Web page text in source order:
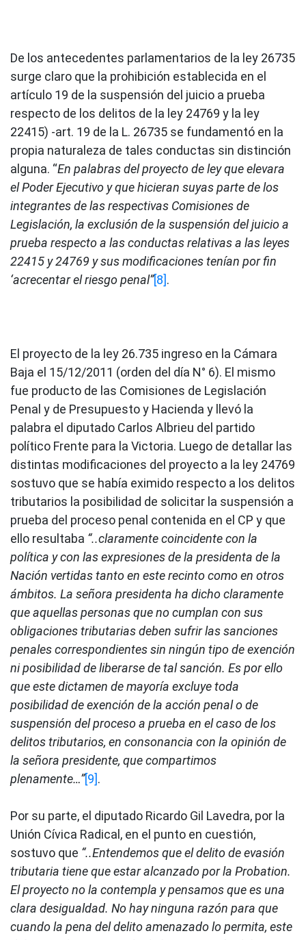
De los antecedentes parlamentarios de la ley 26735
surge claro que la prohibición establecida en el
artículo 19 de la suspensión del juicio a prueba
respecto de los delitos de la ley 24769 y la ley
22415) -art. 19 de la L. 26735 se fundamentó en la
propia naturaleza de tales conductas sin distinción
alguna. “En palabras del proyecto de ley que elevara
el Poder Ejecutivo y que hicieran suyas parte de los
integrantes de las respectivas Comisiones de
Legislación, la exclusión de la suspensión del juicio a
prueba respecto a las conductas relativas a las leyes
22415 y 24769 y sus modificaciones tenían por fin
‘acrecentar el riesgo penal”[8].
El proyecto de la ley 26.735 ingreso en la Cámara
Baja el 15/12/2011 (orden del día N° 6). El mismo
fue producto de las Comisiones de Legislación
Penal y de Presupuesto y Hacienda y llevó la
palabra el diputado Carlos Albrieu del partido
político Frente para la Victoria. Luego de detallar las
distintas modificaciones del proyecto a la ley 24769
sostuvo que se había eximido respecto a los delitos
tributarios la posibilidad de solicitar la suspensión a
prueba del proceso penal contenida en el CP y que
ello resultaba “..claramente coincidente con la
política y con las expresiones de la presidenta de la
Nación vertidas tanto en este recinto como en otros
ámbitos. La señora presidenta ha dicho claramente
que aquellas personas que no cumplan con sus
obligaciones tributarias deben sufrir las sanciones
penales correspondientes sin ningún tipo de exención
ni posibilidad de liberarse de tal sanción. Es por ello
que este dictamen de mayoría excluye toda
posibilidad de exención de la acción penal o de
suspensión del proceso a prueba en el caso de los
delitos tributarios, en consonancia con la opinión de
la señora presidente, que compartimos
plenamente…”[9].
Por su parte, el diputado Ricardo Gil Lavedra, por la
Unión Cívica Radical, en el punto en cuestión,
sostuvo que “..Entendemos que el delito de evasión
tributaria tiene que estar alcanzado por la Probation.
El proyecto no la contempla y pensamos que es una
clara desigualdad. No hay ninguna razón para que
cuando la pena del delito amenazado lo permita, este